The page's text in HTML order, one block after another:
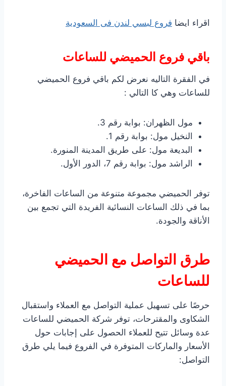
اقراء ايضا فروع لبسي لندن فى السعودية
باقي فروع الحميضي للساعات
في الفقرة التاليه نعرض لكم باقي فروع الحميضي
للساعات وهي كا التالي :
مول الظهران: بوابة رقم 3.
النخيل مول: بوابة رقم 1.
البديعة مول: على طريق المدينة المنورة.
الراشد مول: بوابة رقم 7، الدور الأول.
توفر الحميضي مجموعة متنوعة من الساعات الفاخرة،
بما في ذلك الساعات النسائية الفريدة التي تجمع بين
الأناقة والجودة.
طرق التواصل مع الحميضي
للساعات
حرصًا على تسهيل عملية التواصل مع العملاء واستقبال
الشكاوى والمقترحات، توفر شركة الحميضي للساعات
عدة وسائل تتيح للعملاء الحصول على إجابات حول
الأسعار والماركات المتوفرة في الفروع فيما يلي طرق
التواصل: